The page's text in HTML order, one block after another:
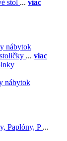
stol ... viac
nábytok
... viac
nábytok
Paplóny, P ...